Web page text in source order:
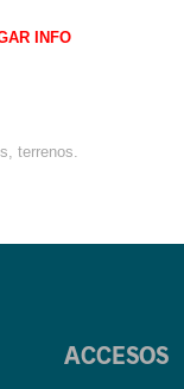
INFO
terrenos.
ACCESOS